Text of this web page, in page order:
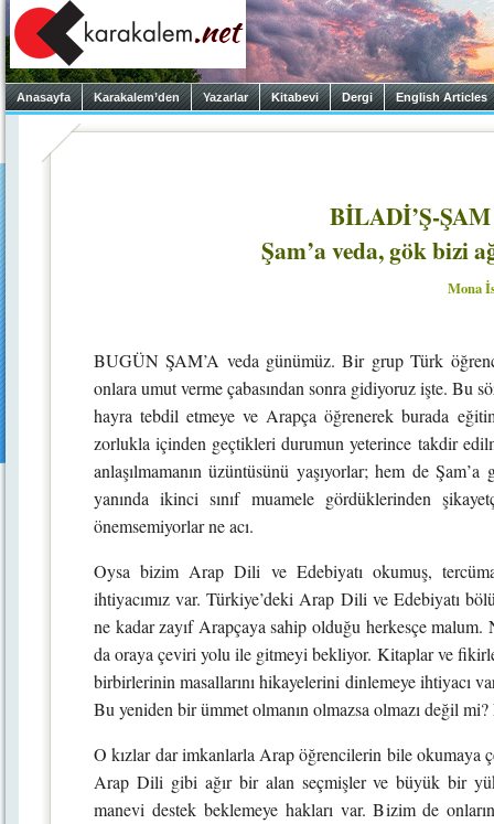
Anasayfa Karakalem’den Yazarlar Kitabevi Dergi English Articles
BİLADİ’Ş-
Şam’a veda, gök bizi
Mona
BUGÜN ŞAM’A veda günümüz. Bir grup Türk
onlara umut verme çabasından sonra gidiyoruz işte. Bu
hayra tebdil etmeye ve Arapça öğrenerek burada
zorlukla içinden geçtikleri durumun yeterince takdir
anlaşılmamanın üzüntüsünü yaşıyorlar; hem de
yanında ikinci sınıf muamele gördüklerinden
önemsemiyorlar ne acı.
Oysa bizim Arap Dili ve Edebiyatı okumuş,
ihtiyacımız var. Türkiye’deki Arap Dili ve Edebiyatı
ne kadar zayıf Arapçaya sahip olduğu herkesçe
da oraya çeviri yolu ile gitmeyi bekliyor. Kitaplar ve
birbirlerinin masallarını hikayelerini dinlemeye ihtiyacı
Bu yeniden bir ümmet olmanın olmazsa olmazı değil
O kızlar dar imkanlarla Arap öğrencilerin bile okumaya
Arap Dili gibi ağır bir alan seçmişler ve büyük bir
manevi destek beklemeye hakları var. Bizim de